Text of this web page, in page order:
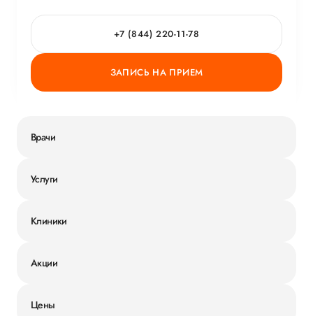
+7 (844) 220-11-78
ЗАПИСЬ НА ПРИЕМ
Врачи
Услуги
Клиники
Акции
Цены